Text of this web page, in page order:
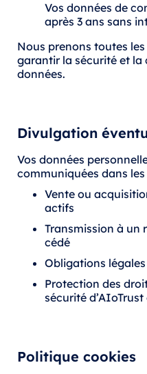
Vos données de
après 3 ans sans
Nous prenons toutes
garantir la sécurité et
données.
Divulgation
Vos données
communiquées dans
Vente ou
actifs
Transmission à un
cédé
Obligations
Protection des
sécurité
Politique cookies